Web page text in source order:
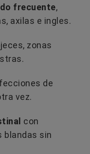
frecuente,
axilas e ingles.
zonas
de
vez.
con
blandas sin